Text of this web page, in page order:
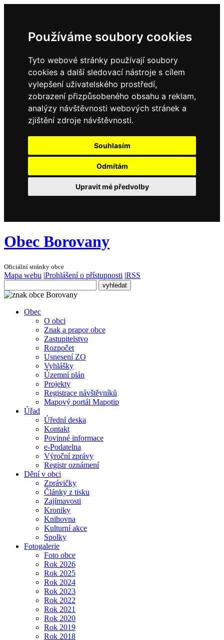
Používáme soubory cookies
Tyto webové stránky používají soubory
cookies a další sledovací nástroje s cílem
vylepšení uživatelského prostředí,
zobrazení přizpůsobeného obsahu a reklam,
analýzy návštěvnosti webových stránek a
zjištění zdroje návštěvnosti.
Souhlasím
Odmítám
Upravit mé předvolby
Obec Borovany
Oficiální stránky obce
Mapa webu |Prohlášení o přístupnosti |RSS
Obec
O obci
Znak a prapor obce
Zastupitelstvo
Rozpočet
Usnesení ZO
Vyhlášky
Územní plán
Projekty
Registrace návštěvníků
Mapový portál Mapotip
Úřad
Úřední deska
Kontakt
Povinné informace
e-Podatelna
Výroční zprávy
Registr oznámení
Dění v obci
Zprávičky
Články z tisku
Zajímavosti
Kroniky
Knihovna
Kulturní akce
Spolky
Fotogalerie
Foto obce
Rok 2026
Rok 2025
Rok 2024
Rok 2023
Rok 2022
Rok 2021
Rok 2020
Rok 2019
Rok 2018